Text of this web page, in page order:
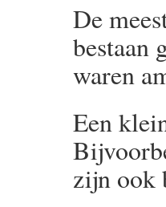
De
bestaan
waren
Een
zijn ook